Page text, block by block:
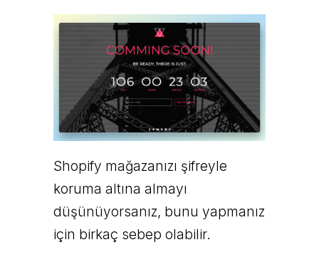
Shopify mağazanızı şifreyle
koruma altına almayı
düşünüyorsanız, bunu yapmanız
için birkaç sebep olabilir.